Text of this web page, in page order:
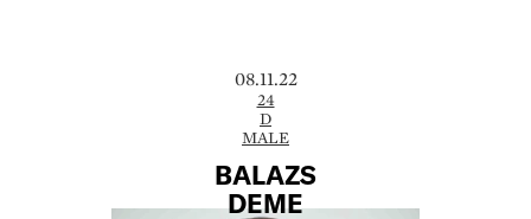
08.11.22
24
D
MALE
BALAZS
DEME